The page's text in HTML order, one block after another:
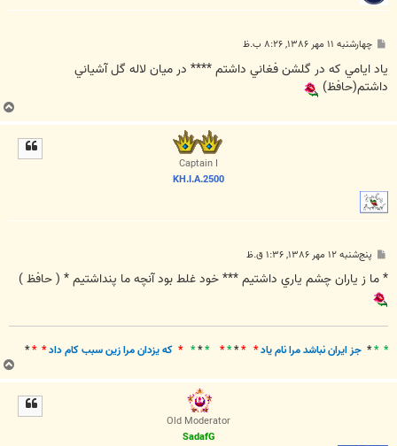
پ
ت
چهارشنبه ۱۱ مهر ۱۳۸۶, ۸:۲۶ ب.ظ
ياد ايامي كه در گلشن فغاني داشتم **** در ميان لاله گل آشياني
داشتم(حافظ)
ب
ا
Captain I
KH.I.A.2500
پ
ت
پنج‌شنبه ۱۲ مهر ۱۳۸۶, ۱:۳۶ ق.ظ
* ما ز ياران چشم ياري داشتيم *** خود غلط بود آنچه ما پنداشتيم * ( حافظ )
* *
* جز ايران نباشد مرا نام ياد* *
*
*
*
*
*
*
* که يزدان مرا زين سبب کام داد* *
*
ب
ا
Old Moderator
SadafG